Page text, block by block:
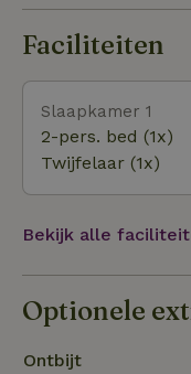
fietstochten langs
perfecte
Faciliteiten
Slaapkamer 1
2-pers. bed (1x)
Twijfelaar (1x)
Bekijk alle
Optionele
Ontbijt